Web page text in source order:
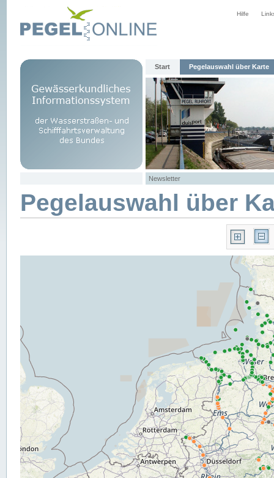
Hilfe
Start Pegelauswahl über Karte
Newsletter
Pegelauswahl über